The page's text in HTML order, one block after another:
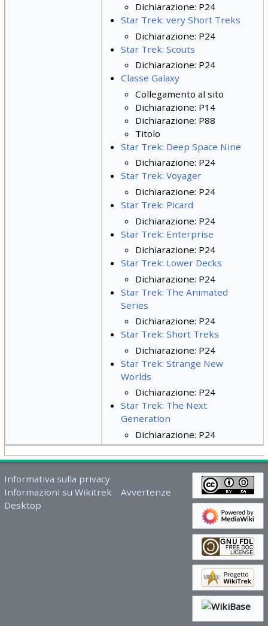
Dichiarazione: P24
Star Trek: very Short Treks
Dichiarazione: P24
Star Trek: Scouts
Dichiarazione: P24
Classe Galaxy
Collegamento al sito
Dichiarazione: P14
Dichiarazione: P88
Titolo
Star Trek: Deep Space Nine
Dichiarazione: P24
Star Trek: Voyager
Dichiarazione: P24
Star Trek: Picard
Dichiarazione: P24
Star Trek: Enterprise
Dichiarazione: P24
Star Trek: Lower Decks
Dichiarazione: P24
Star Trek: The Animated
Series
Dichiarazione: P24
Star Trek: Short Treks
Dichiarazione: P24
Star Trek: Strange New
Worlds
Dichiarazione: P24
Star Trek: The Next
Generation
Dichiarazione: P24
Informativa sulla privacy
Informazioni su Wikitrek
Avvertenze
Desktop